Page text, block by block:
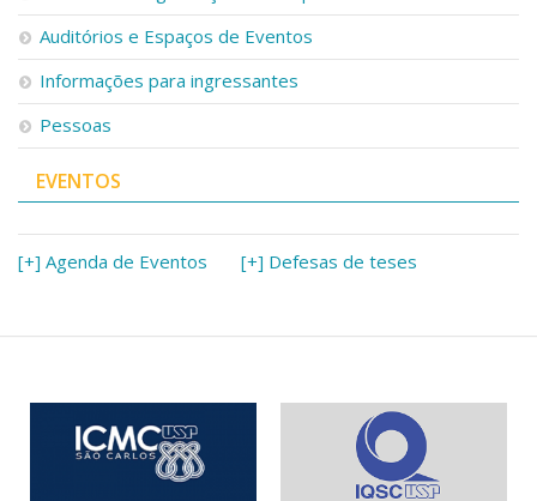
Bibliotecas
Apoio ao Estudante
Segurança, Trânsito e Prevenção
RH, Administrativo e Financeiro
Outros serviços
Comunicação
Assessorias e Mídias
Aplicativos e Sites
Jornal da USP
Agenda de Eventos
Auditórios e Espaços de Eventos
Informações para ingressantes
Pessoas
EVENTOS
[+] Agenda de Eventos [+] Defesas de teses